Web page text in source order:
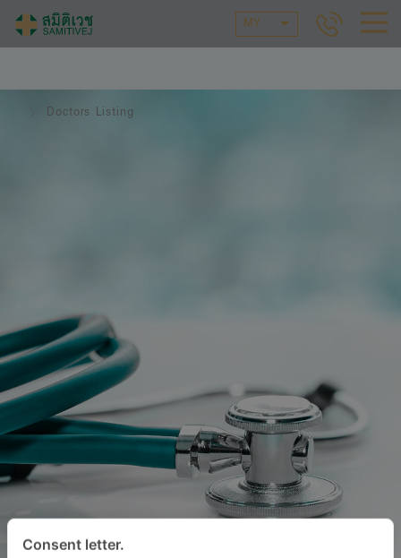
MY
Doctors Listing
Consent letter.